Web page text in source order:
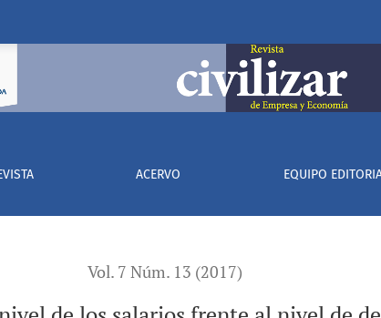
frente al nivel de desempleo en Colombia, 2013 – 2015
ACERVO EQUIPO
Vol. 7 Núm. 13 (2017)